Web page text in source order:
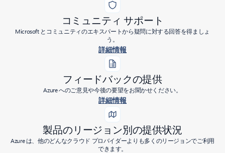
コミュニティ サポート
Microsoft とコミュニティのエキスパートから疑問に対する回答を得ましょ
う。
詳細情報
フィードバックの提供
Azure へのご意見や今後の要望をお聞かせください。
詳細情報
製品のリージョン別の提供状況
Azure は、他のどんなクラウド プロバイダーよりも多くのリージョンでご利用
できます。